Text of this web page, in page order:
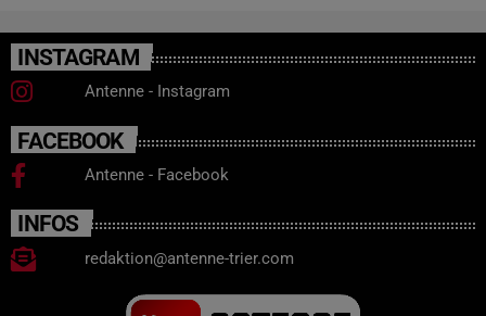
INSTAGRAM
Antenne - Instagram
FACEBOOK
Antenne - Facebook
INFOS
redaktion@antenne-trier.com